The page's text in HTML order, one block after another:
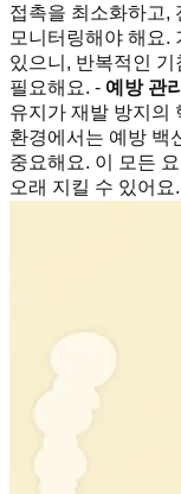
접촉을 최소화하고,
모니터링해야 해요.
있으니, 반복적인 기
필요해요. - 예방 관리
유지가 재발 방지의
환경에서는 예방 백
중요해요. 이 모든
오래 지킬 수 있어요.